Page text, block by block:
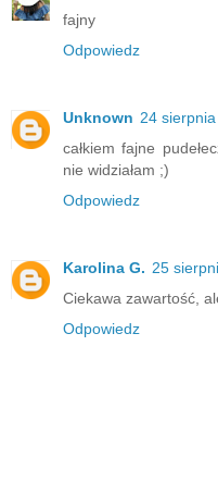
fajny
Odpowiedz
Unknown 24
całkiem fajne
nie widziałam ;)
Odpowiedz
Karolina G. 25
Ciekawa zawartość,
Odpowiedz